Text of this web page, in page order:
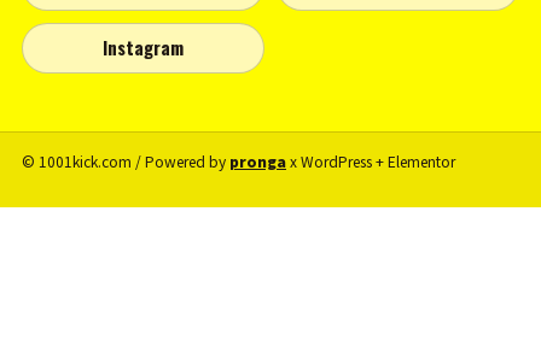
Instagram
© 1001kick.com / Powered by prongax WordPress + Elementor